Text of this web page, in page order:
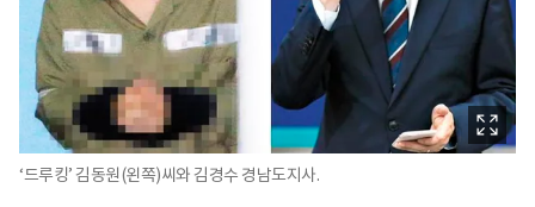
‘드루킹’ 김동원(왼쪽)씨와 김경수 경남도지사.